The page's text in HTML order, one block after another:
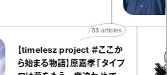
【timelesz project ＃ここか
ら始まる物語】原嘉孝「タイプ
articles